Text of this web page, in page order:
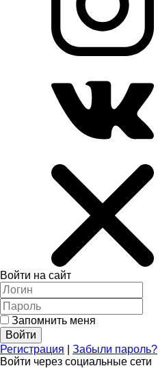
Войти на сайт
Запомнить меня
Регистрация
Забыли пароль?
Войти через социальные сети